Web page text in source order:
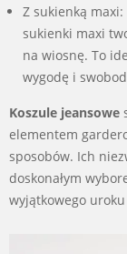
Z sukienką
sukienki maxi
na wiosnę. To
wygodę i
Koszule jeansowe
elementem
sposobów. Ich
doskonałym
wyjątkowego